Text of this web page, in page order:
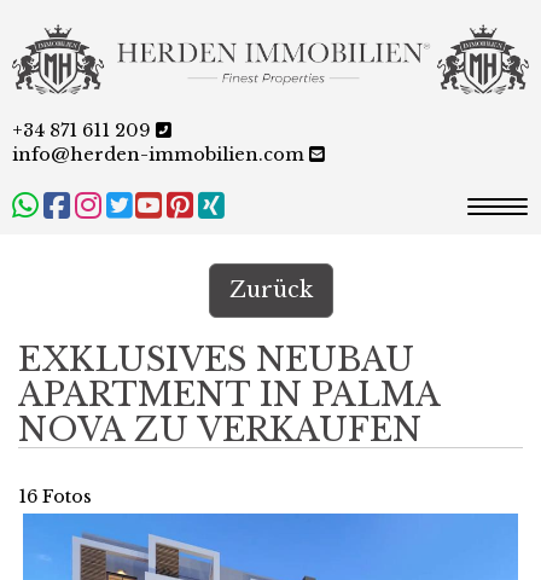
+34 871 611 209
info@herden-immobilien.com
Zurück
EXKLUSIVES NEUBAU
APARTMENT IN PALMA
NOVA ZU VERKAUFEN
16 Fotos